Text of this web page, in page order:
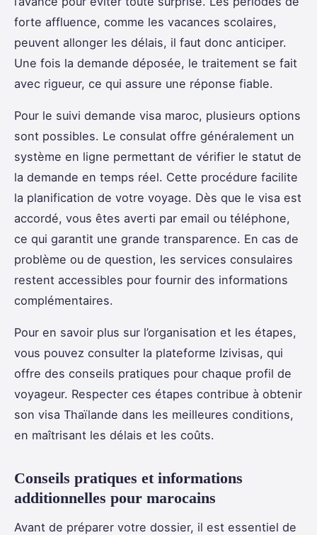
forte affluence, comme les vacances scolaires,
peuvent allonger les délais, il faut donc anticiper.
Une fois la demande déposée, le traitement se fait
avec rigueur, ce qui assure une réponse fiable.
Pour le suivi demande visa maroc, plusieurs options
sont possibles. Le consulat offre généralement un
système en ligne permettant de vérifier le statut de
la demande en temps réel. Cette procédure facilite
la planification de votre voyage. Dès que le visa est
accordé, vous êtes averti par email ou téléphone,
ce qui garantit une grande transparence. En cas de
problème ou de question, les services consulaires
restent accessibles pour fournir des informations
complémentaires.
Pour en savoir plus sur l’organisation et les étapes,
vous pouvez consulter la plateforme Izivisas, qui
offre des conseils pratiques pour chaque profil de
voyageur. Respecter ces étapes contribue à obtenir
son visa Thaïlande dans les meilleures conditions,
en maîtrisant les délais et les coûts.
Conseils pratiques et informations
additionnelles pour marocains
Avant de préparer votre dossier, il est essentiel de